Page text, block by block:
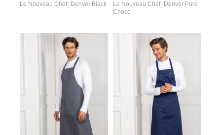
Le Nouveau Chef_Denver Black
Le Nouveau Chef_Denver Pure
Choco